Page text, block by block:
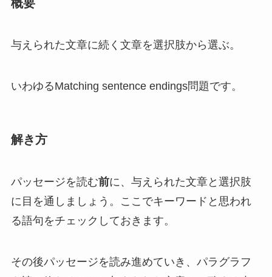
概要
与えられた文章に続く文章を選択肢から選ぶ。
いわゆるMatching sentence endings問題です。
解き方
パッセージを読む前に、与えられた文章と選択肢
に目を通しましょう。ここでキーワードと思われ
る語句をチェックしておきます。
その後パッセージを読み進めていき、パラグラフ